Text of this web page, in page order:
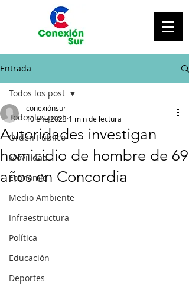
Entrada
Todos los post
Orden Público
Movilidad
Economía
Medio Ambiente
Infraestructura
Política
Educación
Deportes
Todos los post
Autoridades investigan
homicidio de hombre de 69
años en Concordia
conexiónsur
10 ene 2023 1 min de lectura